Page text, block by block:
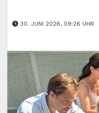
30. JUNI 2026, 09:26 UHR